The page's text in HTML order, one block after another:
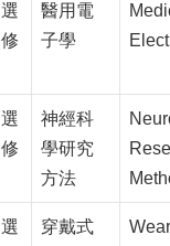
選
修
醫用電
子學
選
修
神經科
學研究
方法
選
穿戴式